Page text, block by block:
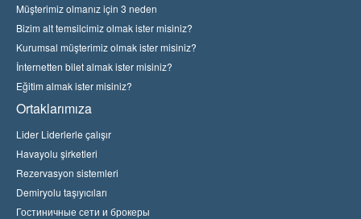
Müşterimiz olmanız için 3 neden
Bizim alt temsilcimiz olmak ister misiniz?
Kurumsal müşterimiz olmak ister misiniz?
İnternetten bilet almak ister misiniz?
Eğitim almak ister misiniz?
Ortaklarımıza
Lider Liderlerle çalışır
Havayolu şirketleri
Rezervasyon sistemleri
Demiryolu taşıyıcıları
Гостиничные сети и брокеры